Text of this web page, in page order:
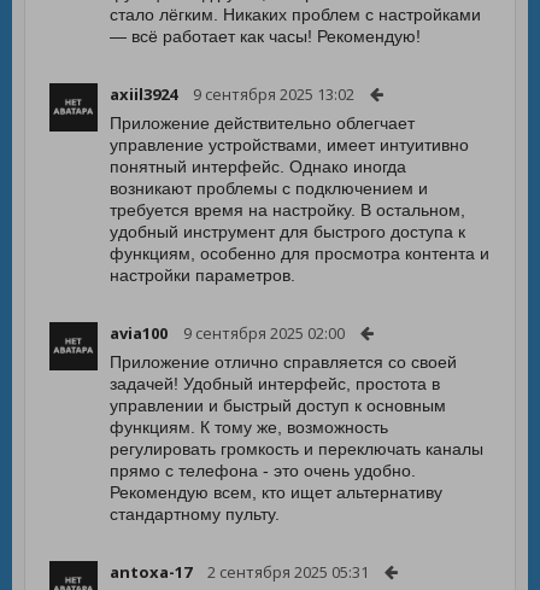
стало лёгким. Никаких проблем с настройками
— всё работает как часы! Рекомендую!
axiil3924 9 сентября 2025 13:02
Приложение действительно облегчает
управление устройствами, имеет интуитивно
понятный интерфейс. Однако иногда
возникают проблемы с подключением и
требуется время на настройку. В остальном,
удобный инструмент для быстрого доступа к
функциям, особенно для просмотра контента и
настройки параметров.
avia100 9 сентября 2025 02:00
Приложение отлично справляется со своей
задачей! Удобный интерфейс, простота в
управлении и быстрый доступ к основным
функциям. К тому же, возможность
регулировать громкость и переключать каналы
прямо с телефона - это очень удобно.
Рекомендую всем, кто ищет альтернативу
стандартному пульту.
antoxa-17 2 сентября 2025 05:31